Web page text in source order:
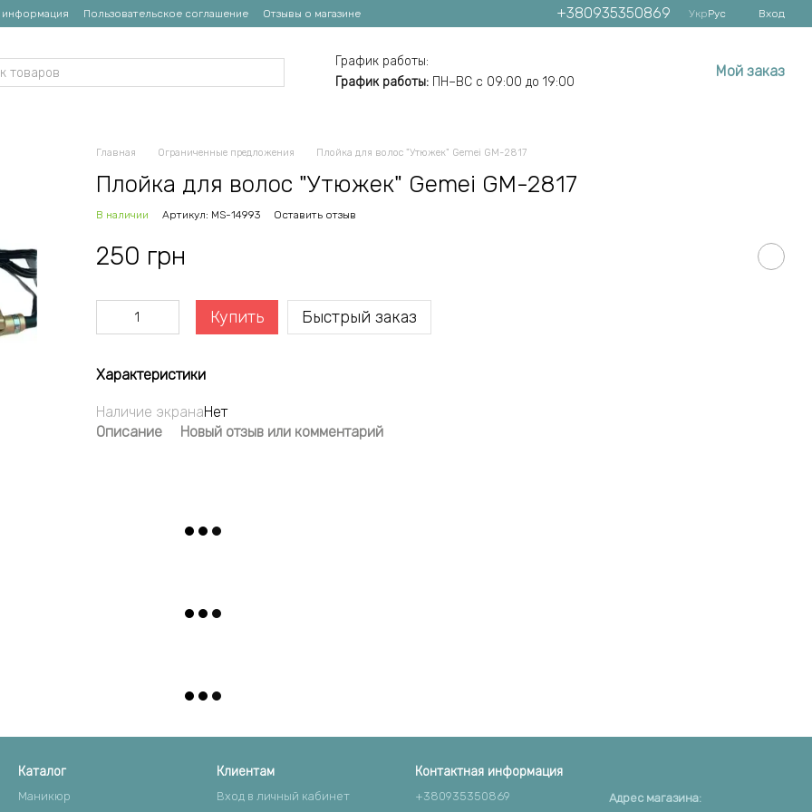
информация Пользовательское соглашение Отзывы о магазине +380935350869 УкрРус Вход
График работы:
График работы: ПН–ВС с 09:00 до 19:00
Мой заказ
Главная Ограниченные предложения Плойка для волос "Утюжек" Gemei GM-2817
Плойка для волос "Утюжек" Gemei GM-2817
В наличии Артикул: MS-14993 Оставить отзыв
250 грн
Купить Быстрый заказ
Характеристики
Наличие экранаНет
Описание
Новый отзыв или комментарий
Каталог
Маникюр
Клиентам
Вход в личный кабинет
Контактная информация
+380935350869
Адрес магазина: